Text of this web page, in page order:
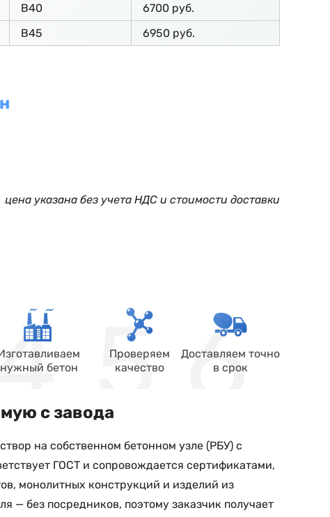
В40
6700 руб.
В45 6950 руб.
цена указана без учета НДС и стоимости доставки
нужный бетон
Проверяем
качество
Доставляем точно
в срок
с завода
на собственном бетонном узле (РБУ) с
ГОСТ и сопровождается сертификатами,
монолитных конструкций и изделий из
— без посредников, поэтому заказчик получает